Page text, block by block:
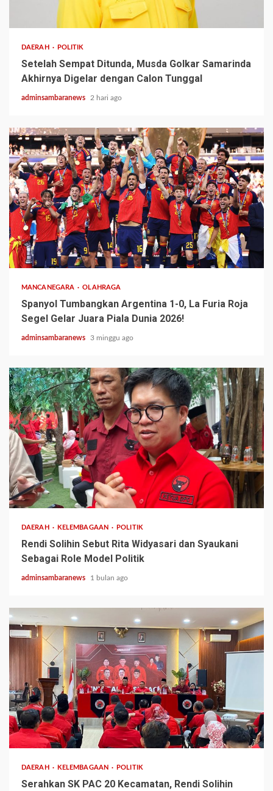
DAERAH POLITIK
Setelah Sempat Ditunda, Musda Golkar Samarinda
Akhirnya Digelar dengan Calon Tunggal
adminsambaranews 2 hari ago
2 min read
MANCANEGARA OLAHRAGA
Spanyol Tumbangkan Argentina 1-0, La Furia Roja
Segel Gelar Juara Piala Dunia 2026!
adminsambaranews 3 minggu ago
2 min read
DAERAH KELEMBAGAAN POLITIK
Rendi Solihin Sebut Rita Widyasari dan Syaukani
Sebagai Role Model Politik
adminsambaranews 1 bulan ago
3 min read
DAERAH KELEMBAGAAN POLITIK
Serahkan SK PAC 20 Kecamatan, Rendi Solihin